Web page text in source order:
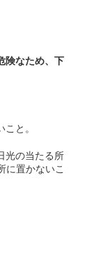
険なため、下
と。
光の当たる所
に置かないこ